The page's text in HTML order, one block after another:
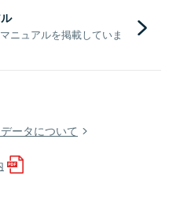
ニュアルを掲載していま
ータについて